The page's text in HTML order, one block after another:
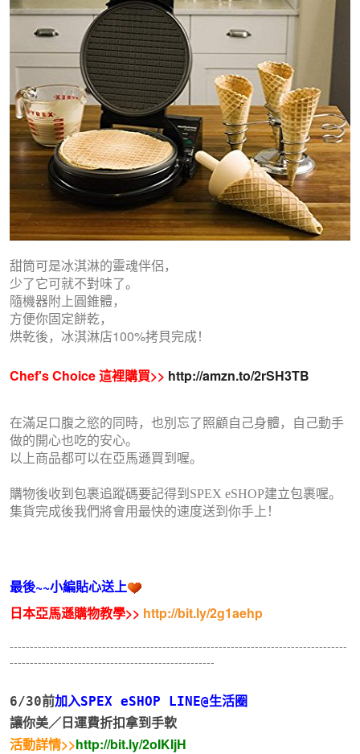
甜筒可是冰淇淋的靈魂伴侶，
少了它可就不對味了。
隨機器附上圓錐體，
方便你固定餅乾，
烘乾後，冰淇淋店100%拷貝完成！
Chef's Choice 這裡購買>> http://amzn.to/2rSH3TB
在滿足口腹之慾的同時，也別忘了照顧自己身體，自己動手
做的開心也吃的安心。
以上商品都可以在亞馬遜買到喔。
購物後收到包裹追蹤碼要記得到SPEX eSHOP建立包裹喔。
集貨完成後我們將會用最快的速度送到你手上！
最後~~小編貼心送上
日本亞馬遜購物教學>> http://bit.ly/2g1aehp
------------------------------------------------------------------------------------
---------------------------------------------------
6/30前加入SPEX eSHOP LINE@生活圈
讓你美／日運費折扣拿到手軟
活動詳情>>http://bit.ly/2oIKIjH